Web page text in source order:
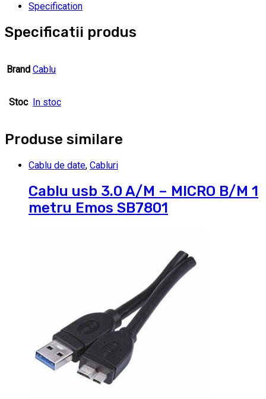
Specification
Specificatii produs
Brand Cablu
Stoc In stoc
Produse similare
Cablu de date, Cabluri
Cablu usb 3.0 A/M – MICRO B/M 1
metru Emos SB7801